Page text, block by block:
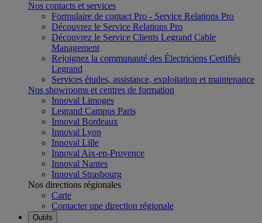
Nos contacts et services
Formulaire de contact Pro - Service Relations Pro
Découvrez le Service Relations Pro
Découvrez le Service Clients Legrand Cable
Management
Rejoignez la communauté des Électriciens Certifiés
Legrand
Services études, assistance, exploitation et maintenance
Nos showrooms et centres de formation
Innoval Limoges
Legrand Campus Paris
Innoval Bordeaux
Innoval Lyon
Innoval Lille
Innoval Aix-en-Provence
Innoval Nantes
Innoval Strasbourg
Nos directions régionales
Carte
Contacter une direction régionale
Outils